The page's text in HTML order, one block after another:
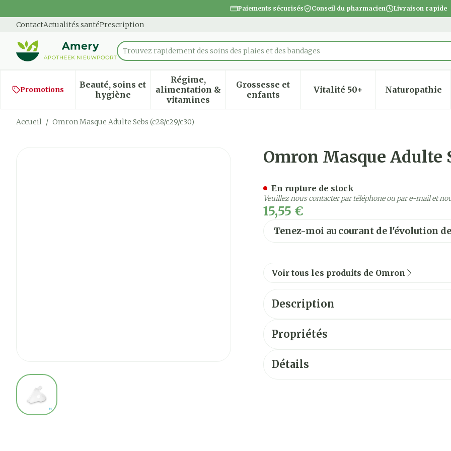
Paiements sécurisés Conseil du pharmacien Livraison rapide
ContactActualités santéPrescription
Rechercher
Trouvez rapidement des soins des plaies et des bandages
Promotions
Beauté, soins et
hygièneAfficher le sous-menu pour la catégorie Beauté, soins et hygiène
Régime,
alimentation &
vitamines
Afficher le sous-menu pour la catégorie Régime,
Grossesse et
enfantsAfficher le sous-menu pour la catégorie
Vitalité 50+Afficher le sous-menu
Naturopathie
Afficher
Accueil / Omron Masque Adulte Sebs (c28/c29/c30)
View larger image
Omron Masque Adulte Sebs (c28/c29/c30)Omron Masque Adulte
15,55 €
Tenez-moi au courant de l'évolution
En rupture de stock
Veuillez nous contacter par téléphone ou par e-mail et
Voir tous les produits de Omron
Description
Propriétés
C102 Total
Détails